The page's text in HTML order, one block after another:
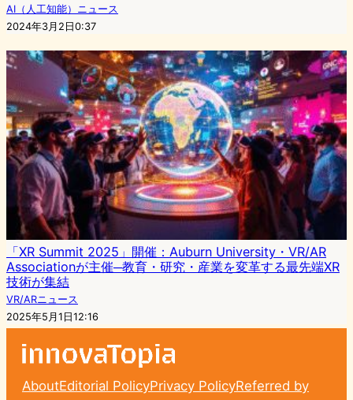
AI（人工知能）ニュース
2024年3月2日0:37
「XR Summit 2025」開催：Auburn University・VR/AR
Associationが主催─教育・研究・産業を変革する最先端XR
技術が集結
VR/ARニュース
2025年5月1日12:16
AboutEditorial PolicyPrivacy PolicyReferred by